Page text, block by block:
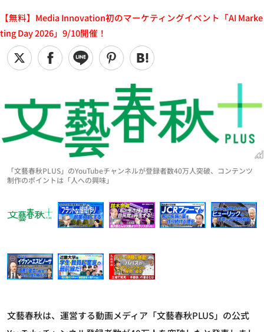
【無料】Media Innovation初のマーケティングイベント「AI Marke
ting Day 2026」9/10開催！
「文藝春秋PLUS」のYouTubeチャンネルが登録者数40万人突破、コンテンツ
制作のポイントは「人への興味」
文藝春秋は、運営する動画メディア「文藝春秋PLUS」の公式